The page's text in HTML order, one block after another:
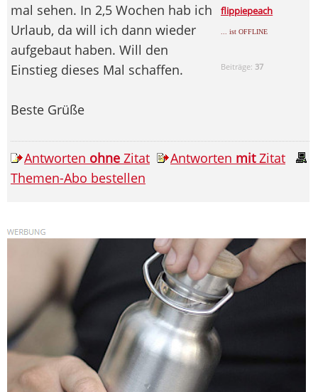
flippiepeach
... ist OFFLINE
Beiträge: 37
mal sehen. In 2,5 Wochen hab ich
Urlaub, da will ich dann wieder
aufgebaut haben. Will den
Einstieg dieses Mal schaffen.
Beste Grüße
Antworten ohne Zitat Antworten mitZitat
Themen-Abo bestellen